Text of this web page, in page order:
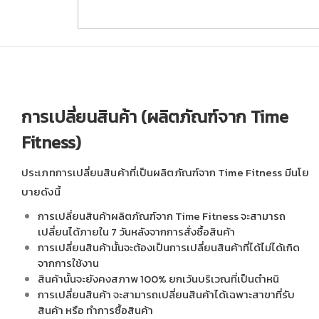
TIME FITNESS
การเปลี่ยนสินค้า (ผลิตภัณฑ์จาก Time
Fitness)
ประเภทการเปลี่ยนสินค้าที่เป็นผลิตภัณฑ์จาก Time Fitness มีนโย
บายดังนี้
การเปลี่ยนสินค้าผลิตภัณฑ์จาก Time Fitness จะสามารถ
เปลี่ยนได้ภายใน 7 วันหลังจากการสั่งซื้อสินค้า
การเปลี่ยนสินค้านั้นจะต้องเป็นการเปลี่ยนสินค้าที่ได้ไม่ได้เกิด
จากการใช้งาน
สินค้านั้นจะยังคงสภาพ 100% ยกเว้นบริเวณที่เป็นตำหนิ
การเปลี่ยนสินค้า จะสามารถเปลี่ยนสินค้าได้เฉพาะสาขาที่รับ
สินค้า หรือ ทำการซื้อสินค้า